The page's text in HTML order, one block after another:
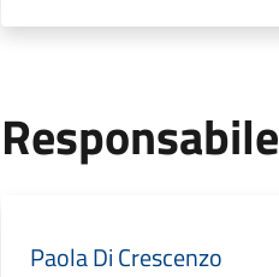
Responsabile
Paola Di Crescenzo